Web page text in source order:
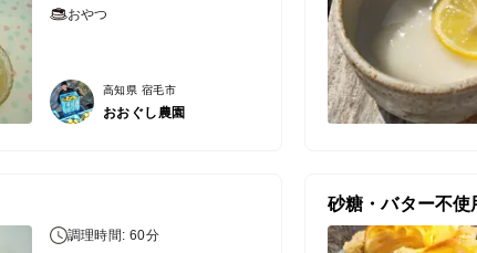
おやつ
高知県 宿毛市
おおぐし農園
調理時間: 60分